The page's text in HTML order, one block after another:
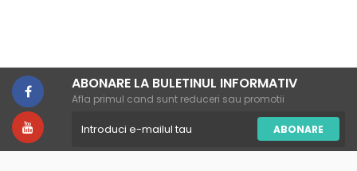
ABONARE LA BULETINUL INFORMATIV
Afla primul cand sunt reduceri sau promotii
ABONARE